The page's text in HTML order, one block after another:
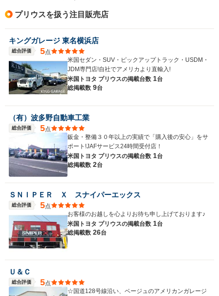
プリウスを扱う注目販売店
キングガレージ 東名横浜店
総合評価 5点
米国セダン・SUV・ピックアップトラック・USDM・
JDM専門店!自社でアメリカより直輸入!
米国トヨタ プリウスの掲載台数 1台
総掲載数 9台
（有）波多野自動車工業
総合評価 5点
鈑金・整備３０年以上の実績で「購入後の安心」をサ
ポート!JAFサービス24時間受付店！
米国トヨタ プリウスの掲載台数 1台
総掲載数 2台
ＳＮＩＰＥＲ Ｘ スナイパーエックス
総合評価 5点
お客様のお越しを心よりお待ち申し上げております♪
米国トヨタ プリウスの掲載台数 1台
総掲載数 26台
Ｕ＆Ｃ
総合評価 5点
☆国道128号線沿い、ベージュのアメリカンガレージ